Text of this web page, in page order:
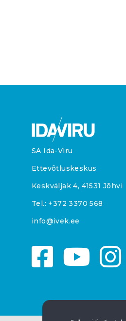
SA Ida-Viru
Ettevõtluskeskus
Keskväljak 4, 41531 Jõhvi
Tel.: +372 3370 568
info@ivek.ee